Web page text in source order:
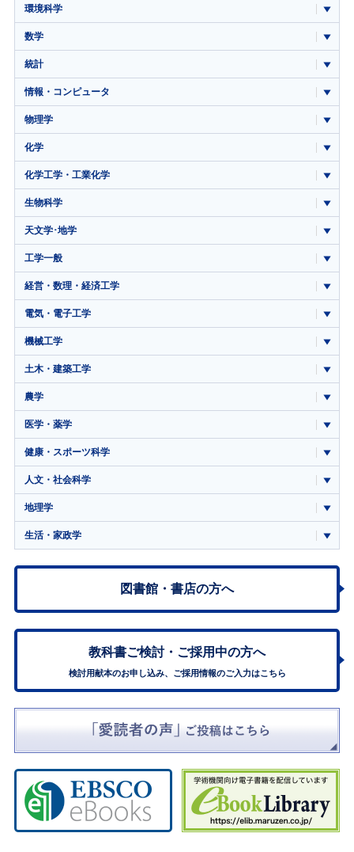
環境科学
数学
統計
情報・コンピュータ
物理学
化学
化学工学・工業化学
生物科学
天文学･地学
工学一般
経営・数理・経済工学
電気・電子工学
機械工学
土木・建築工学
農学
医学・薬学
健康・スポーツ科学
人文・社会科学
地理学
生活・家政学
図書館・書店の方へ
教科書ご検討・ ご採用中の方へ
検討用献本のお申し込み、ご採用情報のご入力はこちら